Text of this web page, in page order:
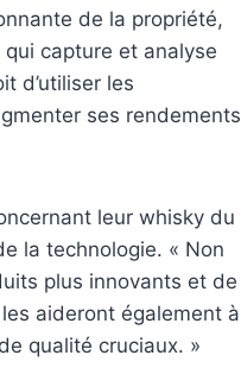
de la propriété,
capture et analyse
d’utiliser les
ses rendements
leur whisky du
la technologie. « Non
plus innovants et de
aideront également à
qualité cruciaux. »